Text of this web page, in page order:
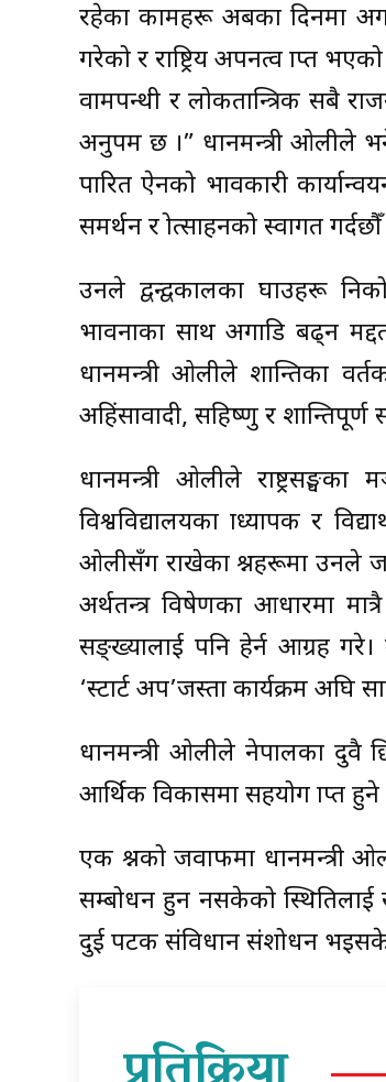
रहेका कामहरू अबका दिनमा
गरेको र राष्ट्रिय अपनत्व प्राप्त
वामपन्थी र लोकतान्त्रिक सबै
अनुपम छ ।” प्रधानमन्त्री ओलीले भने,
पारित ऐनको प्रभावकारी
समर्थन र प्रोत्साहनको स्वागत
उनले द्वन्द्वकालका घाउहरू
भावनाका साथ अगाडि बढ्न मद्दत
प्रधानमन्त्री ओलीले शान्तिका
अहिंसावादी, सहिष्णु र
प्रधानमन्त्री ओलीले
विश्वविद्यालयका प्राध्यापक र
ओलीसँग राखेका प्रश्नहरूमा उनले
अर्थतन्त्र विप्रेषणका आधारमा
सङ्ख्यालाई पनि हेर्न आग्रह गरे।
‘स्टार्ट अप’जस्ता कार्यक्रम अघि
प्रधानमन्त्री ओलीले नेपालका
आर्थिक विकासमा सहयोग प्राप्त
एक प्रश्नको जवाफमा
सम्बोधन हुन नसकेको
दुई पटक संविधान संशोधन